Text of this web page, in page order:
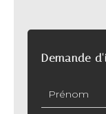
Demande